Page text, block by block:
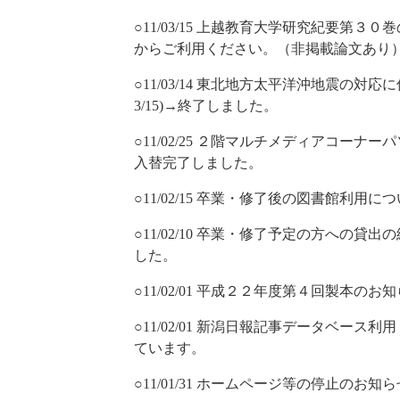
○11/03/15 上越教育大学研究紀要第３０
からご利用ください。（非掲載論文あり
○11/03/14 東北地方太平洋沖地震の対応
3/15)→終了しました。
○11/02/25 ２階マルチメディアコーナー
入替完了しました。
○11/02/15 卒業・修了後の図書館利用につ
○11/02/10 卒業・修了予定の方への貸出
した。
○11/02/01 平成２２年度第４回製本のお
○11/02/01 新潟日報記事データベース利
ています。
○11/01/31 ホームページ等の停止のお知